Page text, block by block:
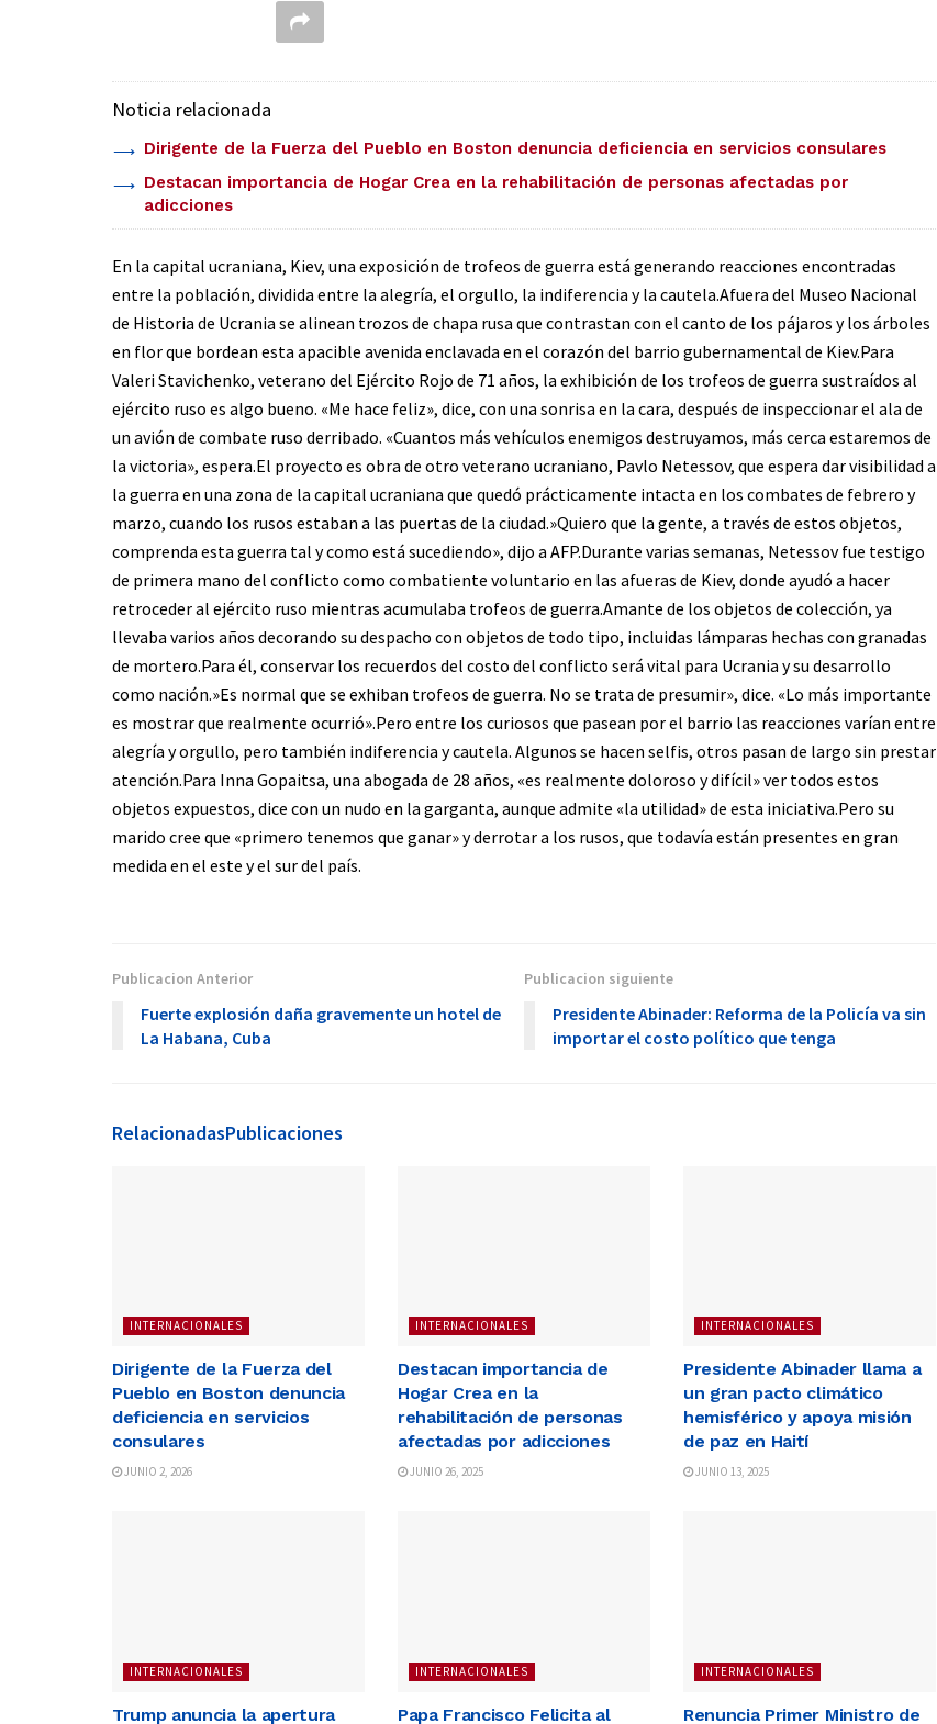
Noticia relacionada
Dirigente de la Fuerza del Pueblo en Boston denuncia deficiencia en servicios consulares
Destacan importancia de Hogar Crea en la rehabilitación de personas afectadas por
adicciones
En la capital ucraniana, Kiev, una exposición de trofeos de guerra está generando reacciones encontradas
entre la población, dividida entre la alegría, el orgullo, la indiferencia y la cautela.Afuera del Museo Nacional
de Historia de Ucrania se alinean trozos de chapa rusa que contrastan con el canto de los pájaros y los árboles
en flor que bordean esta apacible avenida enclavada en el corazón del barrio gubernamental de Kiev.Para
Valeri Stavichenko, veterano del Ejército Rojo de 71 años, la exhibición de los trofeos de guerra sustraídos al
ejército ruso es algo bueno. «Me hace feliz», dice, con una sonrisa en la cara, después de inspeccionar el ala de
un avión de combate ruso derribado. «Cuantos más vehículos enemigos destruyamos, más cerca estaremos de
la victoria», espera.El proyecto es obra de otro veterano ucraniano, Pavlo Netessov, que espera dar visibilidad a
la guerra en una zona de la capital ucraniana que quedó prácticamente intacta en los combates de febrero y
marzo, cuando los rusos estaban a las puertas de la ciudad.»Quiero que la gente, a través de estos objetos,
comprenda esta guerra tal y como está sucediendo», dijo a AFP.Durante varias semanas, Netessov fue testigo
de primera mano del conflicto como combatiente voluntario en las afueras de Kiev, donde ayudó a hacer
retroceder al ejército ruso mientras acumulaba trofeos de guerra.Amante de los objetos de colección, ya
llevaba varios años decorando su despacho con objetos de todo tipo, incluidas lámparas hechas con granadas
de mortero.Para él, conservar los recuerdos del costo del conflicto será vital para Ucrania y su desarrollo
como nación.»Es normal que se exhiban trofeos de guerra. No se trata de presumir», dice. «Lo más importante
es mostrar que realmente ocurrió».Pero entre los curiosos que pasean por el barrio las reacciones varían entre
alegría y orgullo, pero también indiferencia y cautela. Algunos se hacen selfis, otros pasan de largo sin prestar
atención.Para Inna Gopaitsa, una abogada de 28 años, «es realmente doloroso y difícil» ver todos estos
objetos expuestos, dice con un nudo en la garganta, aunque admite «la utilidad» de esta iniciativa.Pero su
marido cree que «primero tenemos que ganar» y derrotar a los rusos, que todavía están presentes en gran
medida en el este y el sur del país.
Publicacion Anterior
Fuerte explosión daña gravemente un hotel de
La Habana, Cuba
Publicacion siguiente
Presidente Abinader: Reforma de la Policía va sin
importar el costo político que tenga
RelacionadasPublicaciones
INTERNACIONALES
Dirigente de la Fuerza del
Pueblo en Boston denuncia
deficiencia en servicios
consulares
JUNIO 2, 2026
INTERNACIONALES
Destacan importancia de
Hogar Crea en la
rehabilitación de personas
afectadas por adicciones
JUNIO 26, 2025
INTERNACIONALES
Presidente Abinader llama a
un gran pacto climático
hemisférico y apoya misión
de paz en Haití
JUNIO 13, 2025
INTERNACIONALES
Trump anuncia la apertura
INTERNACIONALES
Papa Francisco Felicita al
INTERNACIONALES
Renuncia Primer Ministro de